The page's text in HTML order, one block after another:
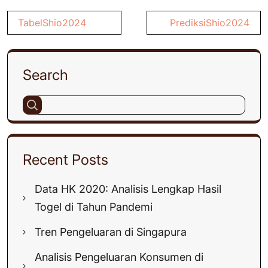
Post
navigation
TabelShio2024 PrediksiShio2024
Search
Recent Posts
Data HK 2020: Analisis Lengkap Hasil
Togel di Tahun Pandemi
Tren Pengeluaran di Singapura
Analisis Pengeluaran Konsumen di